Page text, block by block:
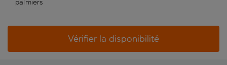
palmiers
Vérifier la disponibilité